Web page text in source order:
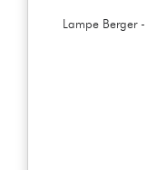
Lampe Berger